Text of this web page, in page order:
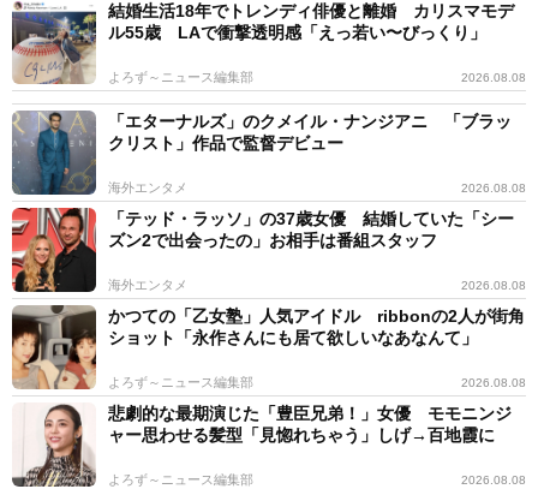
結婚生活18年でトレンディ俳優と離婚 カリスマモデ
ル55歳 LAで衝撃透明感「えっ若い〜びっくり」
よろず～ニュース編集部 2026.08.08
「エターナルズ」のクメイル・ナンジアニ 「ブラッ
クリスト」作品で監督デビュー
海外エンタメ 2026.08.08
「テッド・ラッソ」の37歳女優 結婚していた「シー
ズン2で出会ったの」お相手は番組スタッフ
海外エンタメ 2026.08.08
かつての「乙女塾」人気アイドル ribbonの2人が街角
ショット「永作さんにも居て欲しいなあなんて」
よろず～ニュース編集部 2026.08.08
悲劇的な最期演じた「豊臣兄弟！」女優 モモニンジ
ャー思わせる髪型「見惚れちゃう」しげ→百地霞に
よろず～ニュース編集部 2026.08.08